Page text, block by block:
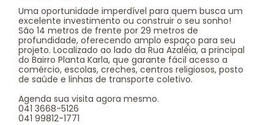
Uma oportunidade imperdível para quem busca um
excelente investimento ou construir o seu sonho!
São 14 metros de frente por 29 metros de
profundidade, oferecendo amplo espaço para seu
projeto. Localizado ao lado da Rua Azaléia, a principal
do Bairro Planta Karla, que garante fácil acesso a
comércio, escolas, creches, centros religiosos, posto
de saúde e linhas de transporte coletivo.
Agenda sua visita agora mesmo.
041 3668-5126
041 99812-1771